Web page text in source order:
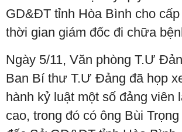
GD&ĐT tỉnh Hòa Bình cho
thời gian giám đốc đi chữa
Ngày 5/11, Văn phòng T.Ư
Ban Bí thư T.Ư Đảng đã họp
hành kỷ luật một số đảng viên
cao, trong đó có ông Bùi